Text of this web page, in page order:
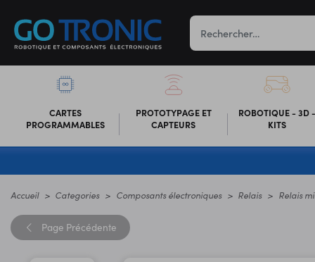
CARTES
PROGRAMMABLES
PROTOTYPAGE ET
CAPTEURS
ROBOTIQUE - 3D -
KITS
Accueil Categories Composants électroniques Relais Relais
Page Précédente